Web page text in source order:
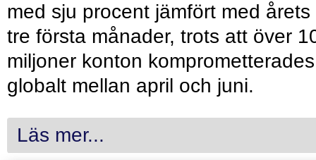
med sju procent jämfört med årets
tre första månader, trots att över
miljoner konton komprometterades
globalt mellan april och juni.
Läs mer...